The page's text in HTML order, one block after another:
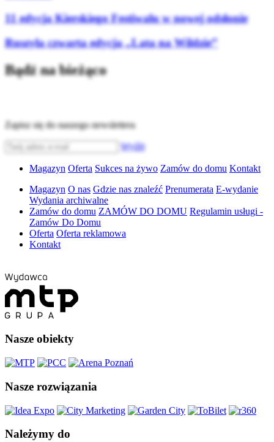
11 edycja Kierskiego Festiwalu w nowej odsłonie
Ruszyła czwarta edycja „Lata na Wildzie”
Bądź na bieżąco
Zapisz się do naszego newslettera
Wyślij
Magazyn Oferta Sukces na żywo Zamów do domu Kontakt
Magazyn O nas Gdzie nas znaleźć Prenumerata E-wydanie
Wydania archiwalne
Zamów do domu ZAMÓW DO DOMU Regulamin usługi -
Zamów Do Domu
Oferta Oferta reklamowa
Kontakt
Nasze obiekty
Nasze rozwiązania
Należymy do